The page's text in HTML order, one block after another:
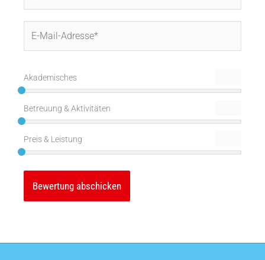
Mail-
Akademisches
Betreuung & Aktivitäten
Preis & Leistung